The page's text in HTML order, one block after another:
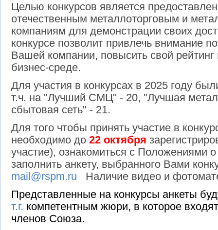
Целью конкурсов является
отечественным металлоторговым и
компаниям для демонстрации своих
конкурсе позволит привлечь внимание
Вашей компании, повысить свой
бизнес-среде.
Для участия в конкурсах в 2025 году
т.ч. на "Лучший СМЦ" - 20, "Лучшая
сбытовая сеть" - 21.
Для того чтобы принять участие в
необходимо до 22 октября
участие), ознакомиться с Положениями о
заполнить анкету, выбранного Вами
mail@rspm.ru
Наличие видео и
Представленные на конкурсы анкеты
т.г. компетентным жюри, в которое
членов Союза.